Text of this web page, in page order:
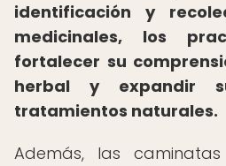
identificación y
medicinales, los
fortalecer su
herbal y expandir
tratamientos naturales.
Además, las